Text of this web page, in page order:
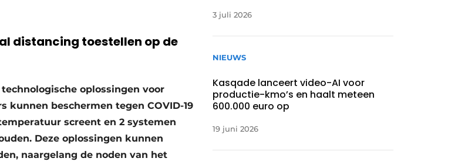
distancing toestellen op de
oplossingen voor
kunnen beschermen tegen COVID-19
screent en 2 systemen
Deze oplossingen kunnen
naargelang de noden van het
3 juli 2026
NIEUWS
Kasqade lanceert video-AI voor
productie-kmo’s en haalt meteen
600.000 euro op
19 juni 2026